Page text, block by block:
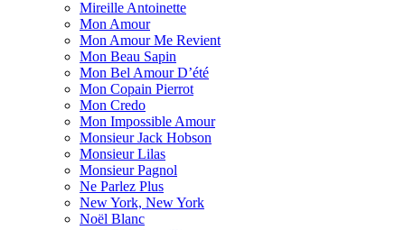
Mireille Antoinette
Mon Amour
Mon Amour Me Revient
Mon Beau Sapin
Mon Bel Amour D’été
Mon Copain Pierrot
Mon Credo
Mon Impossible Amour
Monsieur Jack Hobson
Monsieur Lilas
Monsieur Pagnol
Ne Parlez Plus
New York, New York
Noël Blanc